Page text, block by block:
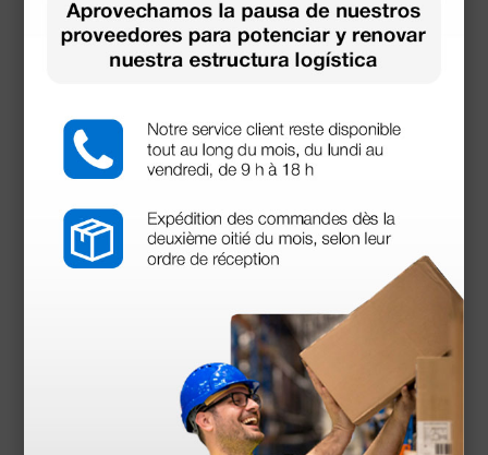
Mascarilla para nebulizadores - adultos
Productos similares